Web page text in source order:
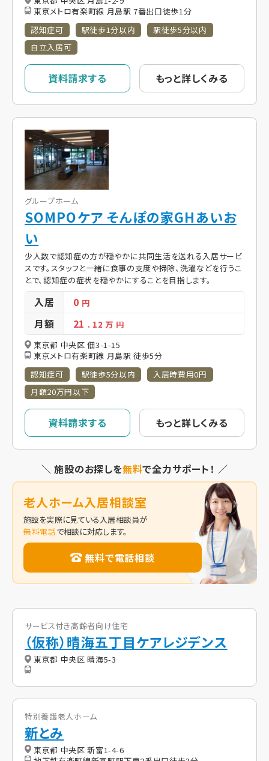
東京メトロ有楽町線 月島駅 7番出口徒歩1分
認知症可
駅徒歩1分以内
駅徒歩5分以内
自立入居可
資料請求する もっと詳しくみる
グループホーム
SOMPOケア そんぽの家GHあいお
い
少人数で認知症の方が穏やかに共同生活を送れる入居サービ
スです。スタッフと一緒に食事の支度や掃除、洗濯などを行うこ
とで、認知症の症状を穏やかにすることを目指します。
入居 0 円
月額 21 . 12万 円
東京都 中央区 佃3-1-15
東京メトロ有楽町線 月島駅 徒歩5分
認知症可
駅徒歩5分以内
入居時費用0円
月額20万円以下
資料請求する もっと詳しくみる
＼ 施設のお探しを無料で全力サポート！ ／
老人ホーム入居相談室
施設を実際に見ている入居相談員が
無料電話で相談に対応します。
無料で電話相談
サービス付き高齢者向け住宅
（仮称）晴海五丁目ケアレジデンス
東京都 中央区 晴海5-3
特別養護老人ホーム
新とみ
東京都 中央区 新富1-4-6